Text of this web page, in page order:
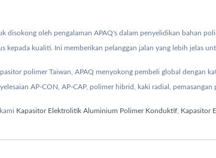
disokong oleh pengalaman APAQ's dalam penyelidikan bahan
kepada kualiti. Ini memberikan pelanggan jalan yang lebih jelas
polimer Taiwan, APAQ menyokong pembeli global dengan
AP-CON, AP-CAP, polimer hibrid, kaki radial,
Kapasitor Elektrolitik Aluminium Polimer Konduktif Kapasitor